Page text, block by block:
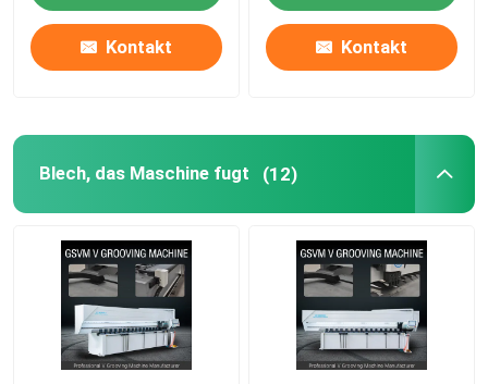
Kontakt Kontakt
Blech, das Maschine fugt (12)